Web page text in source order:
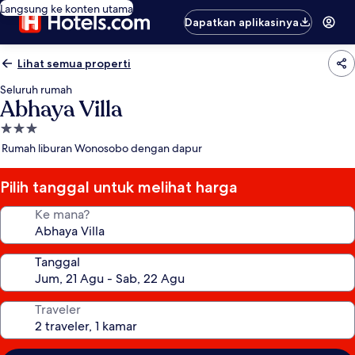
Langsung ke konten utama
Dapatkan aplikasinya
Lihat semua properti
Seluruh rumah
Abhaya Villa
Properti
bintang
Rumah liburan Wonosobo dengan dapur
Pilih tanggal untuk melihat harga
Ke mana?
Tanggal
Traveler